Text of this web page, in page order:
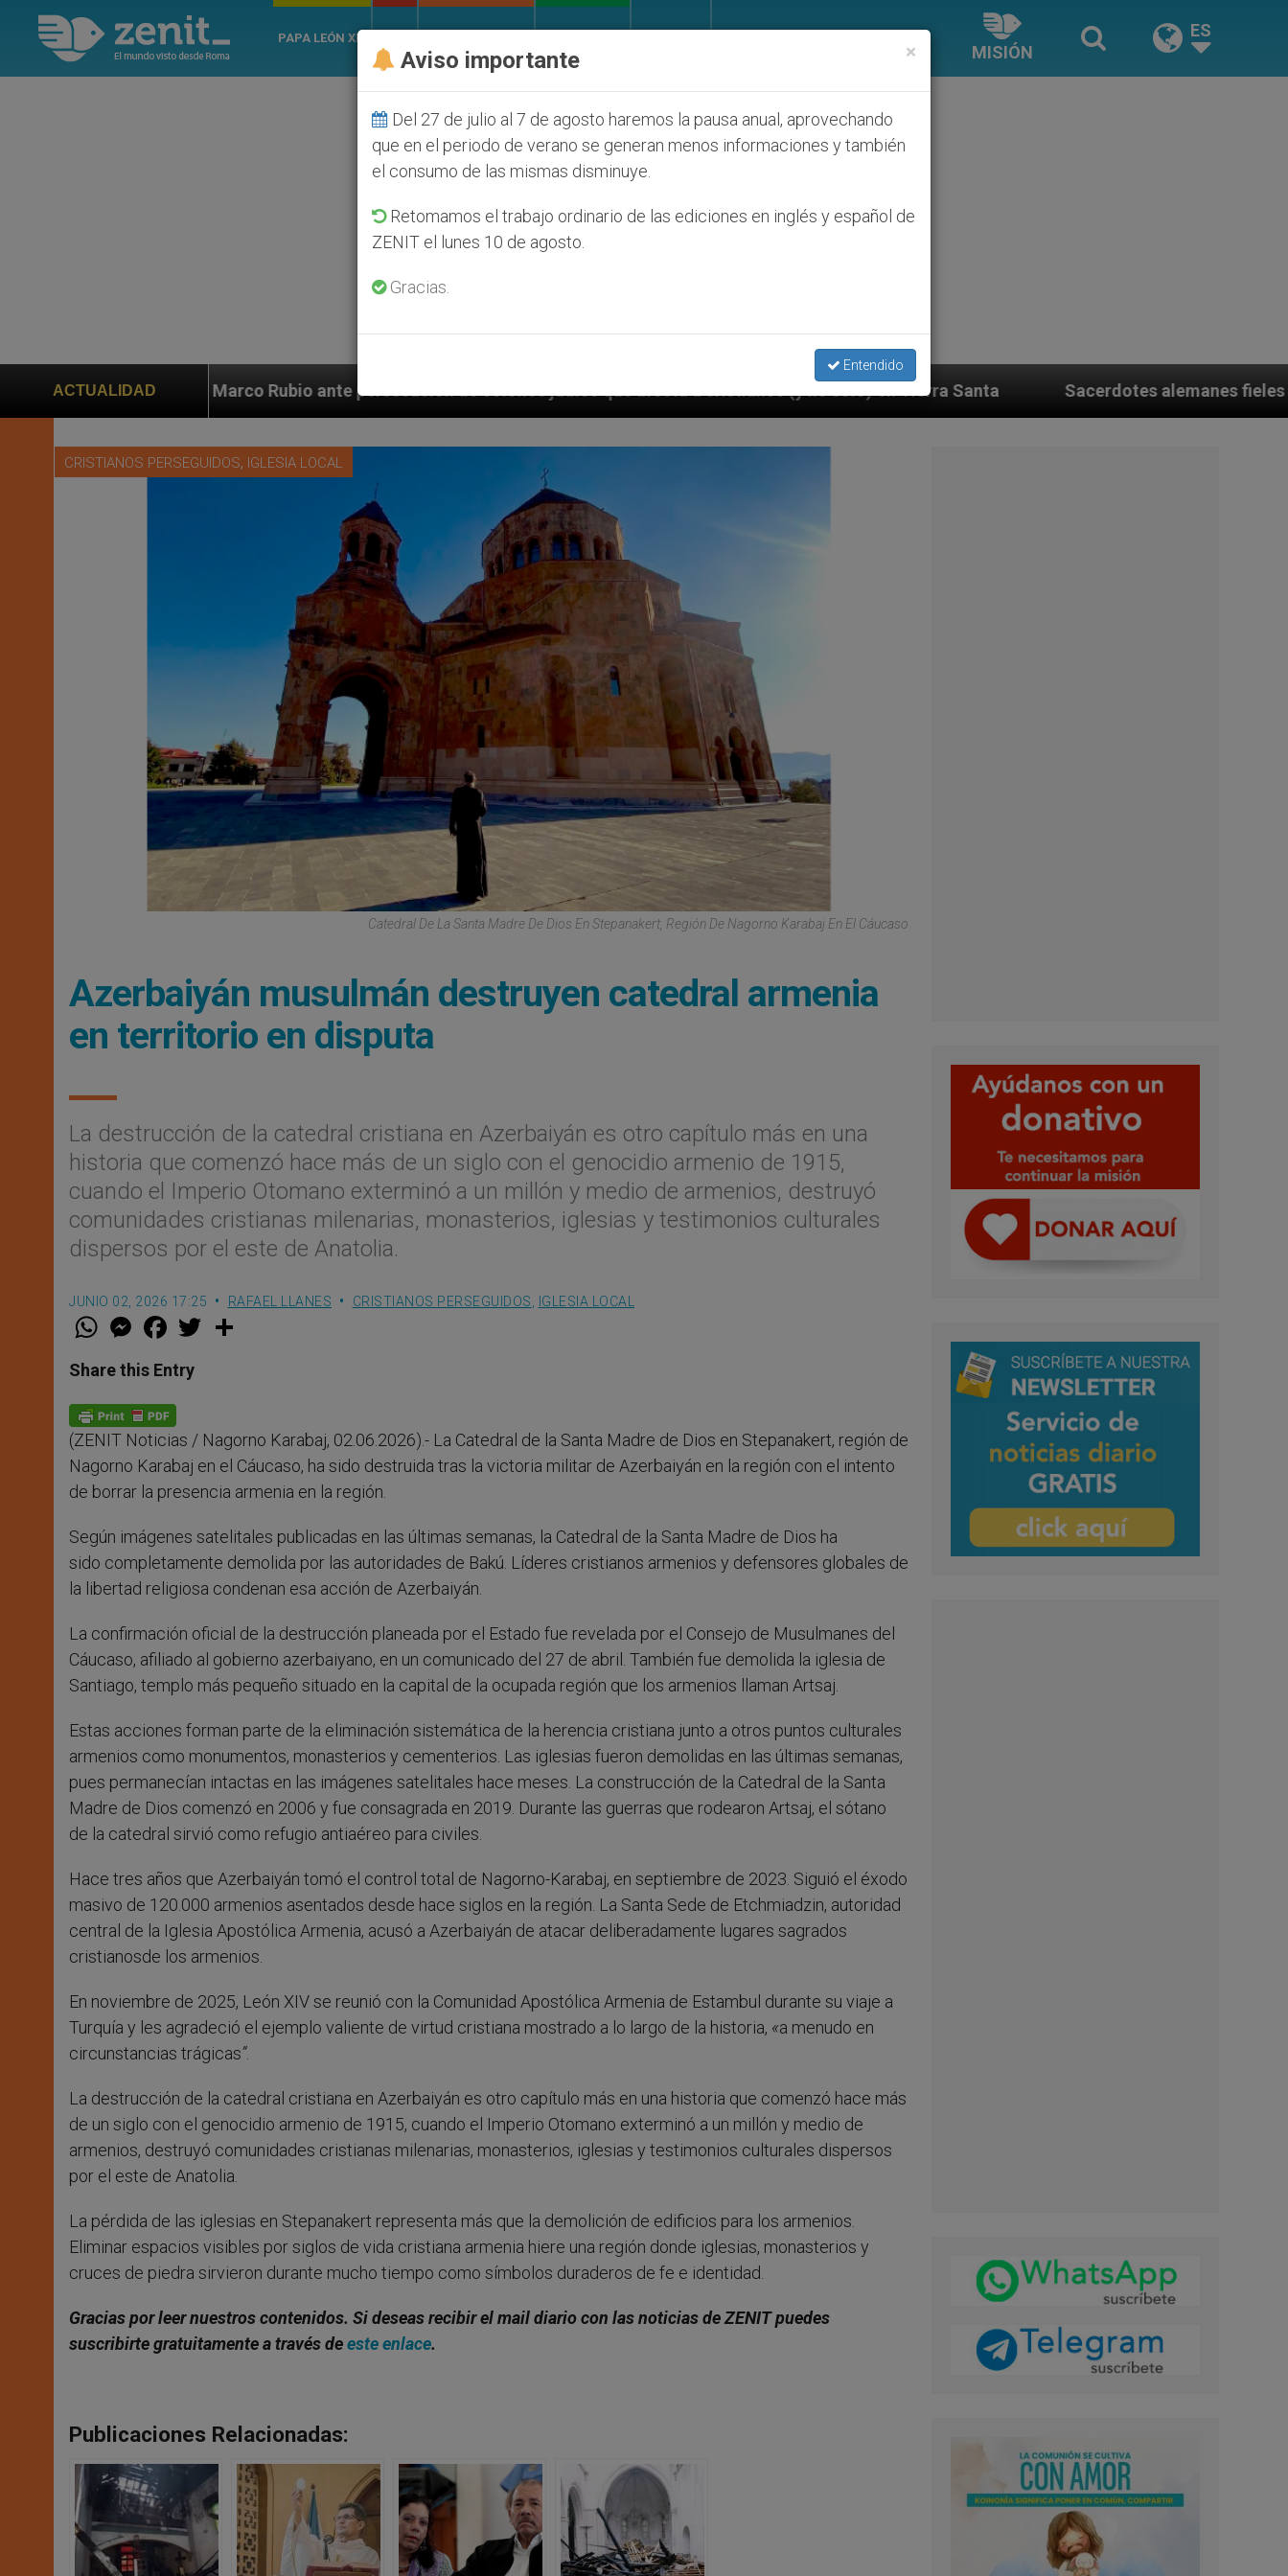
PAPA LEÓN XIV
MISIÓN
ES
ACTUALIDAD
a Marco Rubio ante persecución de colonos judíos que afecta a cristianos (y no sólo) en Tierra Santa Sacerdotes alemanes fieles al Papa contestan a
CRISTIANOS PERSEGUIDOS, IGLESIA LOCAL
Catedral De La Santa Madre De Dios En Stepanakert, Región De Nagorno Karabaj En El Cáucaso
Azerbaiyán musulmán destruyen catedral armenia
en territorio en disputa
La destrucción de la catedral cristiana en Azerbaiyán es otro capítulo más en una
historia que comenzó hace más de un siglo con el genocidio armenio de 1915,
cuando el Imperio Otomano exterminó a un millón y medio de armenios, destruyó
comunidades cristianas milenarias, monasterios, iglesias y testimonios culturales
dispersos por el este de Anatolia.
JUNIO 02, 2026 17:25 RAFAEL LLANES CRISTIANOS PERSEGUIDOS IGLESIA LOCAL
W
t
s
p
p
M
e
s
e
g
e
r
F
a
e
b
o
k
w
Share this Entry
(ZENIT Noticias / Nagorno Karabaj, 02.06.2026).- La Catedral de la Santa Madre de Dios en Stepanakert, región de
Nagorno Karabaj en el Cáucaso, ha sido destruida tras la victoria militar de Azerbaiyán en la región con el intento
de borrar la presencia armenia en la región.
Según imágenes satelitales publicadas en las últimas semanas, la Catedral de la Santa Madre de Dios ha
sido completamente demolida por las autoridades de Bakú. Líderes cristianos armenios y defensores globales de
la libertad religiosa condenan esa acción de Azerbaiyán.
La confirmación oficial de la destrucción planeada por el Estado fue revelada por el Consejo de Musulmanes del
Cáucaso, afiliado al gobierno azerbaiyano, en un comunicado del 27 de abril. También fue demolida la iglesia de
Santiago, templo más pequeño situado en la capital de la ocupada región que los armenios llaman Artsaj.
Estas acciones forman parte de la eliminación sistemática de la herencia cristiana junto a otros puntos culturales
armenios como monumentos, monasterios y cementerios. Las iglesias fueron demolidas en las últimas semanas,
pues permanecían intactas en las imágenes satelitales hace meses. La construcción de la Catedral de la Santa
Madre de Dios comenzó en 2006 y fue consagrada en 2019. Durante las guerras que rodearon Artsaj, el sótano
de la catedral sirvió como refugio antiaéreo para civiles.
Hace tres años que Azerbaiyán tomó el control total de Nagorno-Karabaj, en septiembre de 2023. Siguió el éxodo
masivo de 120.000 armenios asentados desde hace siglos en la región. La Santa Sede de Etchmiadzin, autoridad
central de la Iglesia Apostólica Armenia, acusó a Azerbaiyán de atacar deliberadamente lugares sagrados
cristianosde los armenios.
En noviembre de 2025, León XIV se reunió con la Comunidad Apostólica Armenia de Estambul durante su viaje a
Turquía y les agradeció el ejemplo valiente de virtud cristiana mostrado a lo largo de la historia, «a menudo en
circunstancias trágicas”.
La destrucción de la catedral cristiana en Azerbaiyán es otro capítulo más en una historia que comenzó hace más
de un siglo con el genocidio armenio de 1915, cuando el Imperio Otomano exterminó a un millón y medio de
armenios, destruyó comunidades cristianas milenarias, monasterios, iglesias y testimonios culturales dispersos
por el este de Anatolia.
La pérdida de las iglesias en Stepanakert representa más que la demolición de edificios para los armenios.
Eliminar espacios visibles por siglos de vida cristiana armenia hiere una región donde iglesias, monasterios y
cruces de piedra sirvieron durante mucho tiempo como símbolos duraderos de fe e identidad.
Gracias por leer nuestros contenidos. Si deseas recibir el mail diario con las noticias de ZENIT puedes
suscribirte gratuitamente a través deeste enlace.
Publicaciones Relacionadas:
×
Aviso importante
Del 27 de julio al 7 de agosto haremos la pausa anual, aprovechando
que en el periodo de verano se generan menos informaciones y también
el consumo de las mismas disminuye.
Retomamos el trabajo ordinario de las ediciones en inglés y español de
ZENIT el lunes 10 de agosto.
Gracias.
Entendido